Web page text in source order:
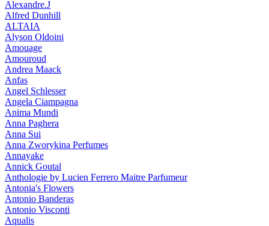
Alexandre.J
Alfred Dunhill
ALTAIA
Alyson Oldoini
Amouage
Amouroud
Andrea Maack
Anfas
Angel Schlesser
Angela Ciampagna
Anima Mundi
Anna Paghera
Anna Sui
Anna Zworykina Perfumes
Annayake
Annick Goutal
Anthologie by Lucien Ferrero Maitre Parfumeur
Antonia's Flowers
Antonio Banderas
Antonio Visconti
Aqualis